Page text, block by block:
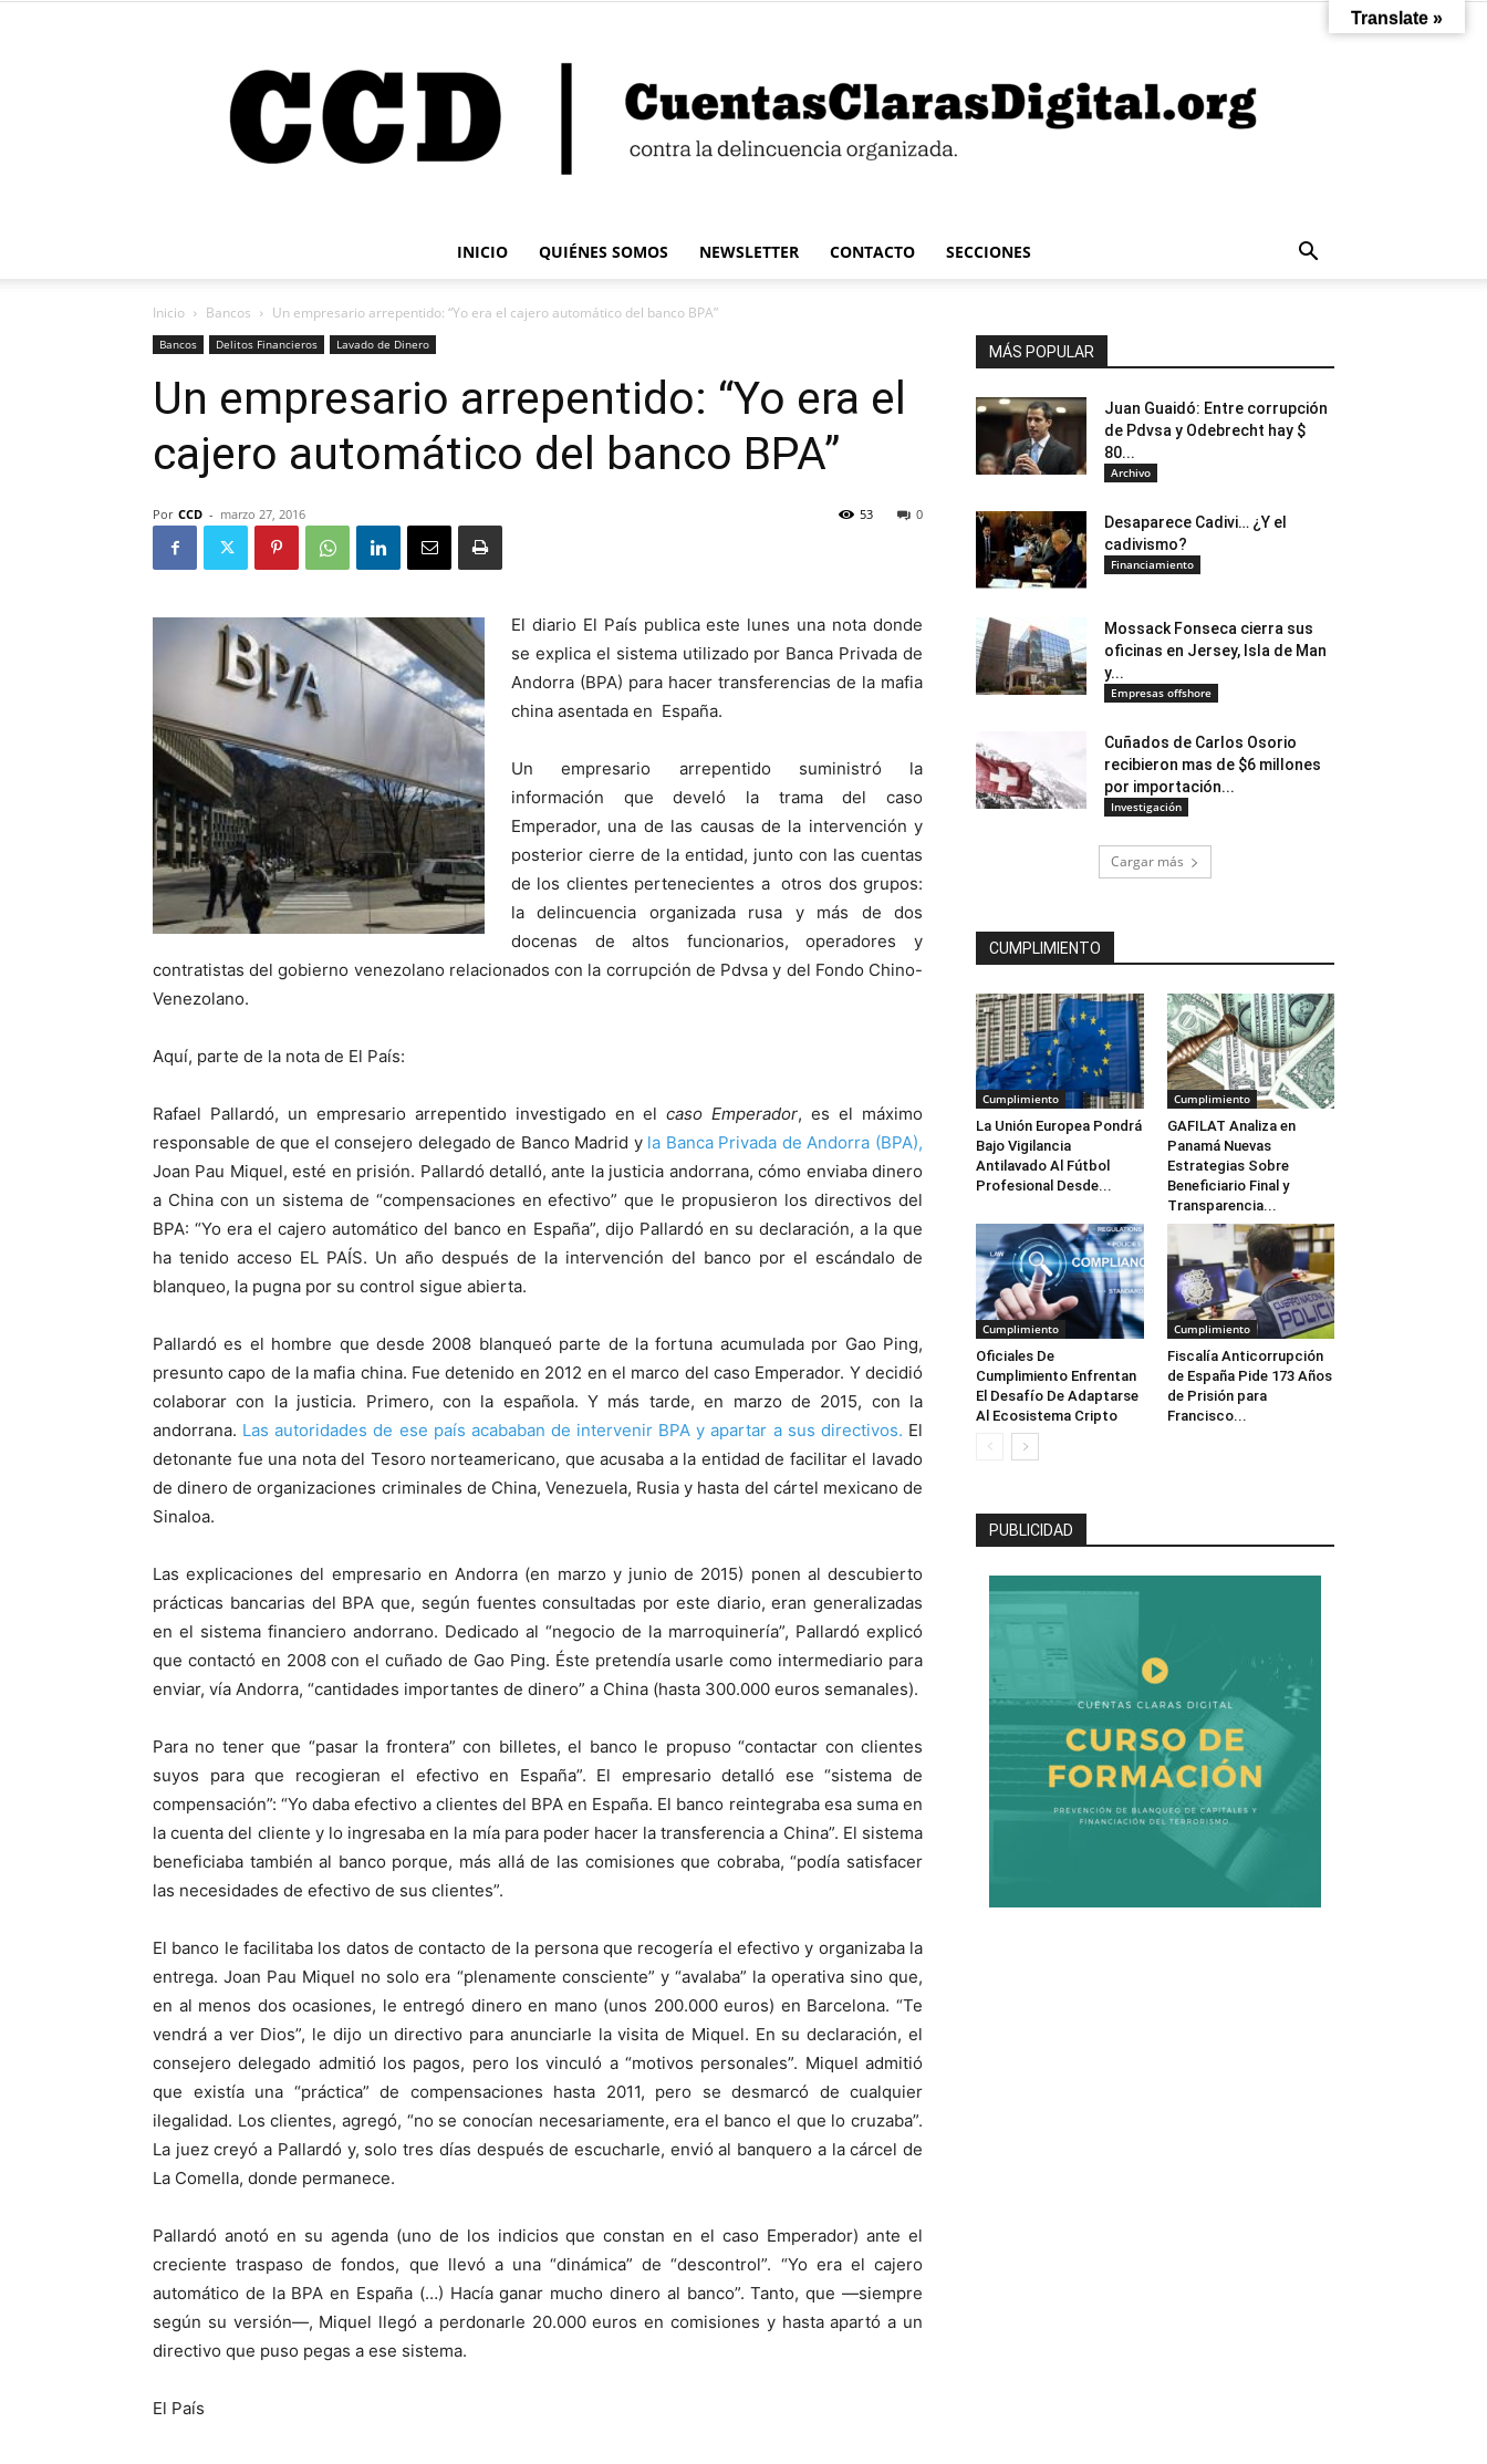
Claras
INICIO QUIÉNES SOMOS NEWSLETTER CONTACTO SECCIONES
Inicio Bancos Un empresario arrepentido: “Yo era el cajero automático del banco BPA”
Bancos Delitos Financieros Lavado de Dinero
Un empresario arrepentido: “Yo era el
cajero automático del banco BPA”
Por CCD - marzo 27, 2016 0
53
El diario El País publica este lunes una nota donde
se explica el sistema utilizado por Banca Privada de
Andorra (BPA) para hacer transferencias de la mafia
china asentada en España.
Un empresario arrepentido suministró la
información que develó la trama del caso
Emperador, una de las causas de la intervención y
posterior cierre de la entidad, junto con las cuentas
de los clientes pertenecientes a otros dos grupos:
la delincuencia organizada rusa y más de dos
docenas de altos funcionarios, operadores y
contratistas del gobierno venezolano relacionados con la corrupción de Pdvsa y del Fondo Chino-
Venezolano.
Aquí, parte de la nota de El País:
Rafael Pallardó, un empresario arrepentido investigado en elcaso Emperador, es el máximo
responsable de que el consejero delegado de Banco Madrid y la Banca Privada de Andorra (BPA),
Joan Pau Miquel, esté en prisión. Pallardó detalló, ante la justicia andorrana, cómo enviaba dinero
a China con un sistema de “compensaciones en efectivo” que le propusieron los directivos del
BPA: “Yo era el cajero automático del banco en España”, dijo Pallardó en su declaración, a la que
ha tenido acceso EL PAÍS. Un año después de la intervención del banco por el escándalo de
blanqueo, la pugna por su control sigue abierta.
Pallardó es el hombre que desde 2008 blanqueó parte de la fortuna acumulada por Gao Ping,
presunto capo de la mafia china. Fue detenido en 2012 en el marco del caso Emperador. Y decidió
colaborar con la justicia. Primero, con la española. Y más tarde, en marzo de 2015, con la
andorrana. Las autoridades de ese país acababan de intervenir BPA y apartar a sus directivos. El
detonante fue una nota del Tesoro norteamericano, que acusaba a la entidad de facilitar el lavado
de dinero de organizaciones criminales de China, Venezuela, Rusia y hasta del cártel mexicano de
Sinaloa.
Las explicaciones del empresario en Andorra (en marzo y junio de 2015) ponen al descubierto
prácticas bancarias del BPA que, según fuentes consultadas por este diario, eran generalizadas
en el sistema financiero andorrano. Dedicado al “negocio de la marroquinería”, Pallardó explicó
que contactó en 2008 con el cuñado de Gao Ping. Éste pretendía usarle como intermediario para
enviar, vía Andorra, “cantidades importantes de dinero” a China (hasta 300.000 euros semanales).
Para no tener que “pasar la frontera” con billetes, el banco le propuso “contactar con clientes
suyos para que recogieran el efectivo en España”. El empresario detalló ese “sistema de
compensación”: “Yo daba efectivo a clientes del BPA en España. El banco reintegraba esa suma en
la cuenta del cliente y lo ingresaba en la mía para poder hacer la transferencia a China”. El sistema
beneficiaba también al banco porque, más allá de las comisiones que cobraba, “podía satisfacer
las necesidades de efectivo de sus clientes”.
El banco le facilitaba los datos de contacto de la persona que recogería el efectivo y organizaba la
entrega. Joan Pau Miquel no solo era “plenamente consciente” y “avalaba” la operativa sino que,
en al menos dos ocasiones, le entregó dinero en mano (unos 200.000 euros) en Barcelona. “Te
vendrá a ver Dios”, le dijo un directivo para anunciarle la visita de Miquel. En su declaración, el
consejero delegado admitió los pagos, pero los vinculó a “motivos personales”. Miquel admitió
que existía una “práctica” de compensaciones hasta 2011, pero se desmarcó de cualquier
ilegalidad. Los clientes, agregó, “no se conocían necesariamente, era el banco el que lo cruzaba”.
La juez creyó a Pallardó y, solo tres días después de escucharle, envió al banquero a la cárcel de
La Comella, donde permanece.
Pallardó anotó en su agenda (uno de los indicios que constan en el caso Emperador) ante el
creciente traspaso de fondos, que llevó a una “dinámica” de “descontrol”. “Yo era el cajero
automático de la BPA en España (…) Hacía ganar mucho dinero al banco”. Tanto, que —siempre
según su versión—, Miquel llegó a perdonarle 20.000 euros en comisiones y hasta apartó a un
directivo que puso pegas a ese sistema.
El País
MÁS POPULAR
Juan Guaidó: Entre corrupción
de Pdvsa y Odebrecht hay $
80...
Archivo
Desaparece Cadivi… ¿Y el
cadivismo?
Financiamiento
Mossack Fonseca cierra sus
oficinas en Jersey, Isla de Man
y...
Empresas offshore
Cuñados de Carlos Osorio
recibieron mas de $6 millones
por importación...
Investigación
Cargar más
CUMPLIMIENTO
Cumplimiento
La Unión Europea Pondrá
Bajo Vigilancia
Antilavado Al Fútbol
Profesional Desde...
Cumplimiento
GAFILAT Analiza en
Panamá Nuevas
Estrategias Sobre
Beneficiario Final y
Transparencia...
Cumplimiento
Oficiales De
Cumplimiento Enfrentan
El Desafío De Adaptarse
Al Ecosistema Cripto
Cumplimiento
Fiscalía Anticorrupción
de España Pide 173 Años
de Prisión para
Francisco...
PUBLICIDAD
Translate »